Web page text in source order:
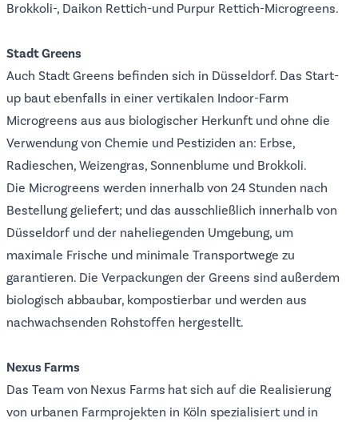
Brokkoli-, Daikon Rettich-und Purpur Rettich-Microgreens.
Stadt Greens
Auch Stadt Greens befinden sich in Düsseldorf. Das Start-
up baut ebenfalls in einer vertikalen Indoor-Farm
Microgreens aus aus biologischer Herkunft und ohne die
Verwendung von Chemie und Pestiziden an: Erbse,
Radieschen, Weizengras, Sonnenblume und Brokkoli.
Die Microgreens werden innerhalb von 24 Stunden nach
Bestellung geliefert; und das ausschließlich innerhalb von
Düsseldorf und der naheliegenden Umgebung, um
maximale Frische und minimale Transportwege zu
garantieren. Die Verpackungen der Greens sind außerdem
biologisch abbaubar, kompostierbar und werden aus
nachwachsenden Rohstoffen hergestellt.
Nexus Farms
Das Team von Nexus Farms hat sich auf die Realisierung
von urbanen Farmprojekten in Köln spezialisiert und in